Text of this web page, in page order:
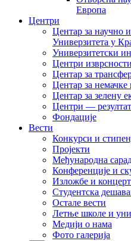
Европа
Центри
Центар за научно
Универзитета у
Универзитетски
Центри изврсности
Центар за
Центар за немачке
Центар за зелену
Центри —
Фондације
Вести
Конкурси и
Пројекти
Међународна
Конференције и
Изложбе и
Студентска
Остале вести
Летње школе и
Медији о нама
Фото галерија